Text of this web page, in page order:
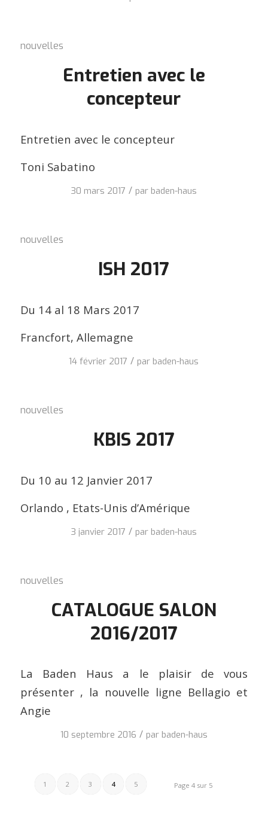
nouvelles
Entretien avec le
concepteur
Entretien avec le concepteur
Toni Sabatino
30 mars 2017 / par baden-haus
nouvelles
ISH 2017
Du 14 al 18 Mars 2017
Francfort, Allemagne
14 février 2017 / par baden-haus
nouvelles
KBIS 2017
Du 10 au 12 Janvier 2017
Orlando , Etats-Unis d’Amérique
3 janvier 2017 / par baden-haus
nouvelles
CATALOGUE SALON
2016/2017
La Baden Haus a le plaisir de vous
présenter , la nouvelle ligne Bellagio et
Angie
10 septembre 2016 / par baden-haus
Page 4 sur 5
1 2 3 4 5